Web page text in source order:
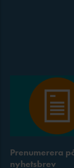
Prenumerera
nyhetsbrev